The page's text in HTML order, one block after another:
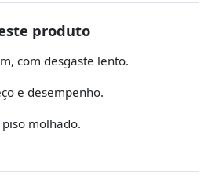
produto
com desgaste lento.
e desempenho.
molhado.